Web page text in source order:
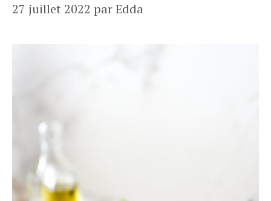
27 juillet 2022 parEdda